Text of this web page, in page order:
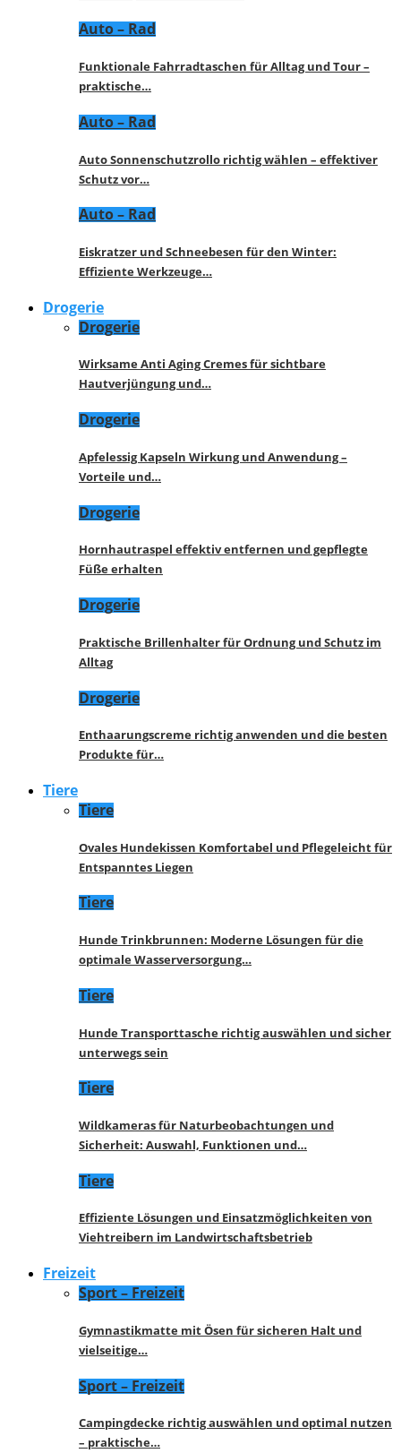
Auto – Rad
Funktionale Fahrradtaschen für Alltag und Tour –
praktische…
Auto – Rad
Auto Sonnenschutzrollo richtig wählen – effektiver
Schutz vor…
Auto – Rad
Eiskratzer und Schneebesen für den Winter:
Effiziente Werkzeuge…
Drogerie
Drogerie
Wirksame Anti Aging Cremes für sichtbare
Hautverjüngung und…
Drogerie
Apfelessig Kapseln Wirkung und Anwendung –
Vorteile und…
Drogerie
Hornhautraspel effektiv entfernen und gepflegte
Füße erhalten
Drogerie
Praktische Brillenhalter für Ordnung und Schutz im
Alltag
Drogerie
Enthaarungscreme richtig anwenden und die besten
Produkte für…
Tiere
Tiere
Ovales Hundekissen Komfortabel und Pflegeleicht für
Entspanntes Liegen
Tiere
Hunde Trinkbrunnen: Moderne Lösungen für die
optimale Wasserversorgung…
Tiere
Hunde Transporttasche richtig auswählen und sicher
unterwegs sein
Tiere
Wildkameras für Naturbeobachtungen und
Sicherheit: Auswahl, Funktionen und…
Tiere
Effiziente Lösungen und Einsatzmöglichkeiten von
Viehtreibern im Landwirtschaftsbetrieb
Freizeit
Sport – Freizeit
Gymnastikmatte mit Ösen für sicheren Halt und
vielseitige…
Sport – Freizeit
Campingdecke richtig auswählen und optimal nutzen
– praktische…